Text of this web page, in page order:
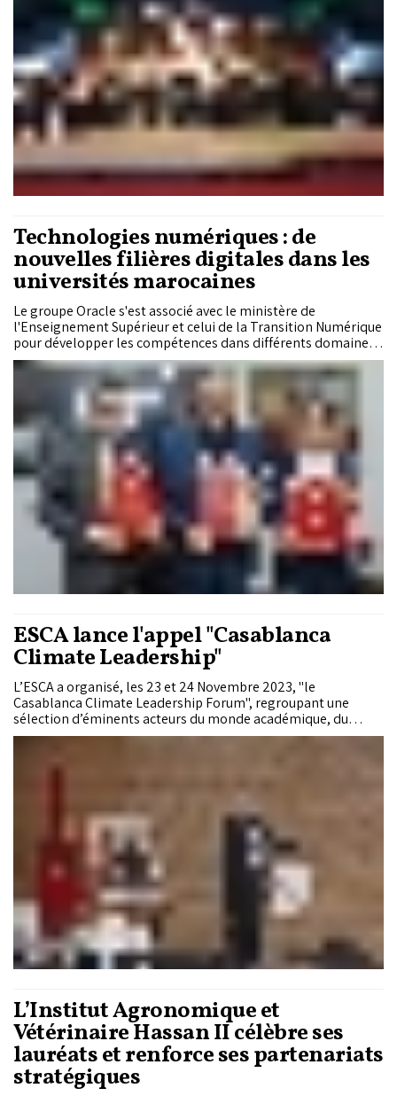
Technologies numériques : de
nouvelles filières digitales dans les
universités marocaines
Le groupe Oracle s'est associé avec le ministère de
l'Enseignement Supérieur et celui de la Transition Numérique
pour développer les compétences dans différents domaines
et technologies numériques dans les universités marocaines.
ESCA lance l'appel "Casablanca
Climate Leadership"
L’ESCA a organisé, les 23 et 24 Novembre 2023, "le
Casablanca Climate Leadership Forum", regroupant une
sélection d’éminents acteurs du monde académique, du
secteur privé, et des organisations internationales et de la
stratégies de construction de collaborations synergétiques
pour l’action pour le climat en Afrique. A la fin de la 2ème
journée, les organisateurs ont lancé l'Appel de Casablanca
pour le Leadership Climatique.
L’Institut Agronomique et
Vétérinaire Hassan II célèbre ses
lauréats et renforce ses partenariats
stratégiques